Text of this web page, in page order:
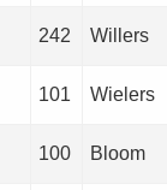
242 Willers
101 Wielers
100 Bloom